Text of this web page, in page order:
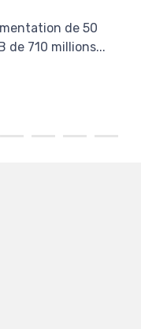
de 50
de 710 millions...